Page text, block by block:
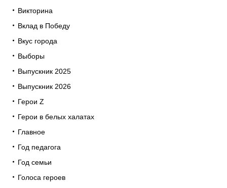
Викторина
Вклад в Победу
Вкус города
Выборы
Выпускник 2025
Выпускник 2026
Герои Z
Герои в белых халатах
Главное
Год педагога
Год семьи
Голоса героев